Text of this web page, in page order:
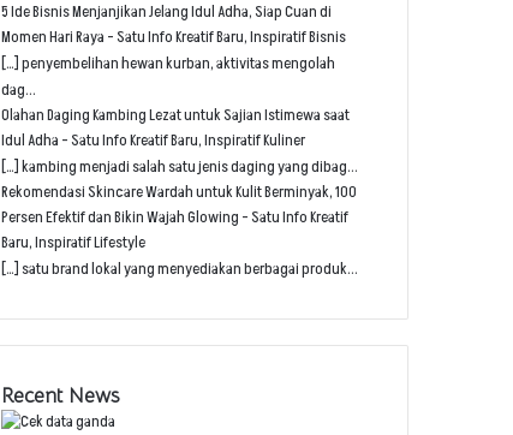
5 Ide Bisnis Menjanjikan Jelang Idul Adha, Siap Cuan di
Momen Hari Raya - Satu Info Kreatif Baru, Inspiratif Bisnis
[…] penyembelihan hewan kurban, aktivitas mengolah
dag...
Olahan Daging Kambing Lezat untuk Sajian Istimewa saat
Idul Adha - Satu Info Kreatif Baru, Inspiratif Kuliner
[…] kambing menjadi salah satu jenis daging yang dibag...
Rekomendasi Skincare Wardah untuk Kulit Berminyak, 100
Persen Efektif dan Bikin Wajah Glowing - Satu Info Kreatif
Baru, Inspiratif Lifestyle
[…] satu brand lokal yang menyediakan berbagai produk...
Recent News